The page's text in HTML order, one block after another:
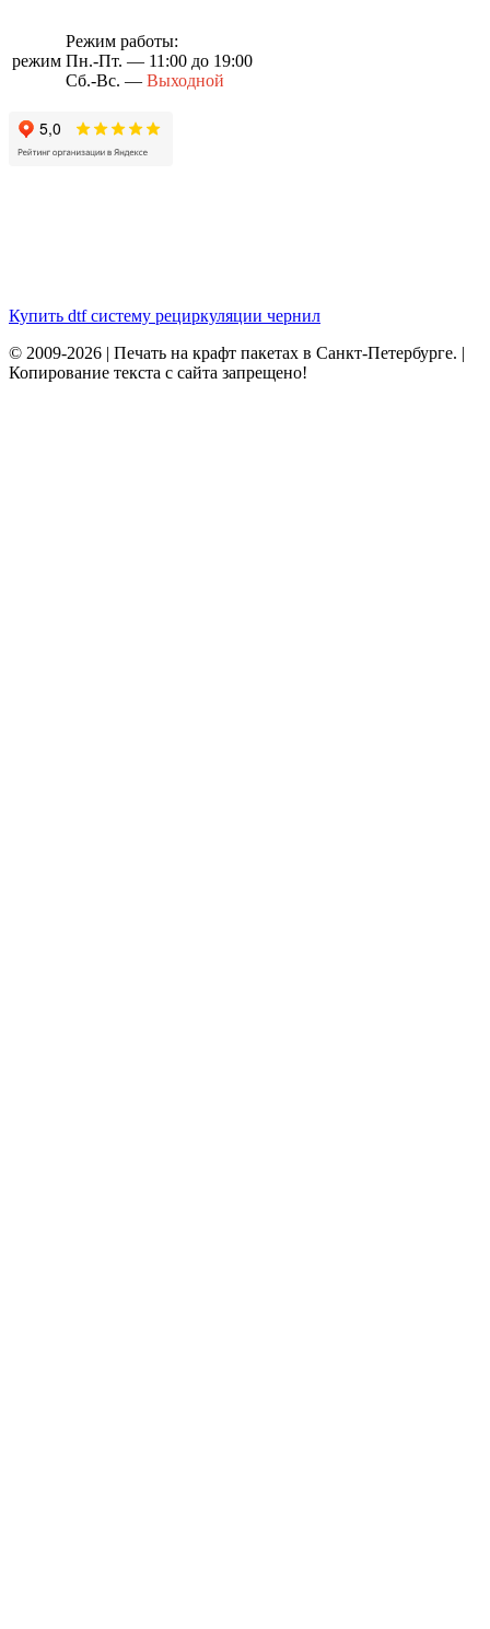
режим
Режим работы:
Пн.-Пт. — 11:00 до 19:00
Сб.-Вс. — Выходной
Купить dtf систему рециркуляции чернил
© 2009-2026 | Печать на крафт пакетах в Санкт-Петербурге. |
Копирование текста с сайта запрещено!